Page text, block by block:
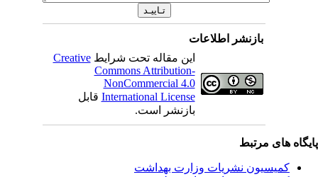
بازنشر اطلاعات
این مقاله تحت شرایطCreative
Commons Attribution-
NonCommercial 4.0
International Licenseقابل
بازنشر است.
های مرتبط
کمیسیون نشریات وزارت بهداشت